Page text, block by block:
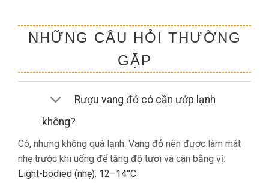
NHỮNG CÂU HỎI THƯỜNG
GẶP
Rượu vang đỏ có cần ướp lạnh
không?
Có, nhưng không quá lạnh. Vang đỏ nên được làm mát
nhẹ trước khi uống để tăng độ tươi và cân bằng vị:
Light-bodied (nhẹ): 12–14°C